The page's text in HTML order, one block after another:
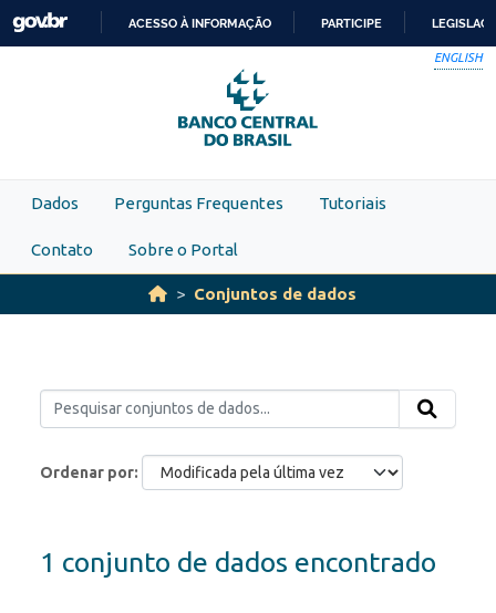
Skip to main content
PARA
O
CONTEÚDO
ACESSO À INFORMAÇÃO PARTICIPE
ENGLISH
Dados Perguntas Frequentes Tutoriais
Contato Sobre o Portal
Conjuntos de dados
Ordenar por
1 conjunto de dados encontrado